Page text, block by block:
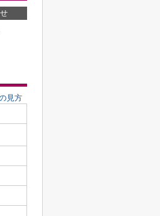
見方